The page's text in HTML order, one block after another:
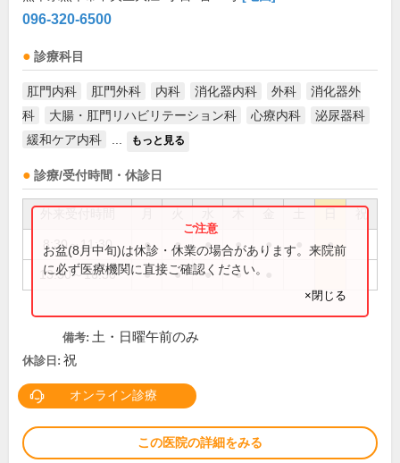
096-320-6500
診療科目
肛門内科 肛門外科 内科 消化器内科 外科
消化器外
科
大腸・肛門リハビリテーション科 心療内科
泌尿器科
緩和ケア内科
もっと見る
診療/受付時間・休診日
祝
8:30～11:30 ● ● ● ● ● ●
13:30～16:30 ● ● ● ●
お盆(8月中旬)は休診・休業の場合があります。来院前
に必ず医療機関に直接ご確認ください。
×閉じる
備考: 土・日曜午前のみ
休診日: 祝
オンライン診療
この医院の詳細をみる